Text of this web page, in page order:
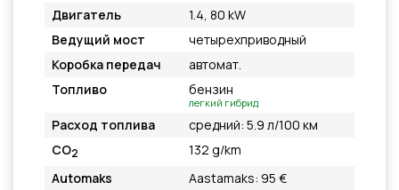
Двигатель
1.4, 80 kW
Ведущий мост
четырехприводный
Коробка передач
автомат.
Топливо
бензин
легкий гибрид
Расход топлива
средний: 5.9 л/100 км
CO2
132 g/km
Automaks
Aastamaks: 95 €